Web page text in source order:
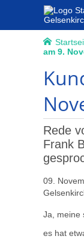
am 9.
Rede
Frank
09.
Ja, meine
es hat